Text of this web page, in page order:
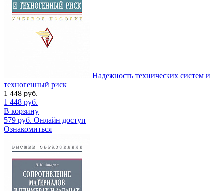
Надежность технических систем и
техногенный риск
1 448 руб.
1 448 руб.
В корзину
579 руб. Онлайн доступ
Ознакомиться